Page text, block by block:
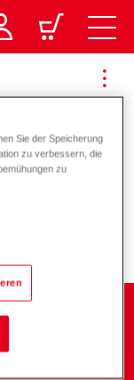
und
Sie der Speicherung
zu verbessern, die
zu